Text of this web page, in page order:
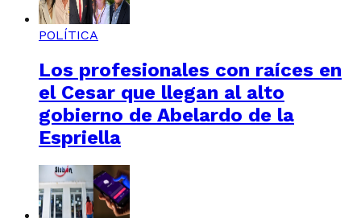
POLÍTICA
Los profesionales con raíces en
el Cesar que llegan al alto
gobierno de Abelardo de la
Espriella